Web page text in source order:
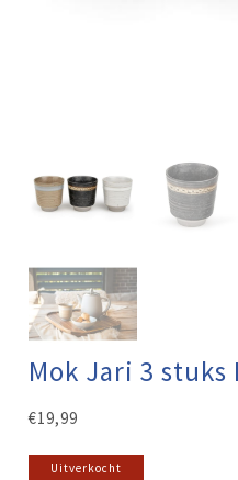
Mok Jari 3
€19,99
Uitverkocht